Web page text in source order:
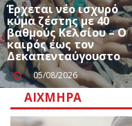
Έρχεται νέο ισχυρό
κύμα ζέστης με 40
βαθμούς Κελσίου – Ο
καιρός έως τον
Δεκαπενταύγουστο
05/08/2026
ΑΙΧΜΗΡΆ